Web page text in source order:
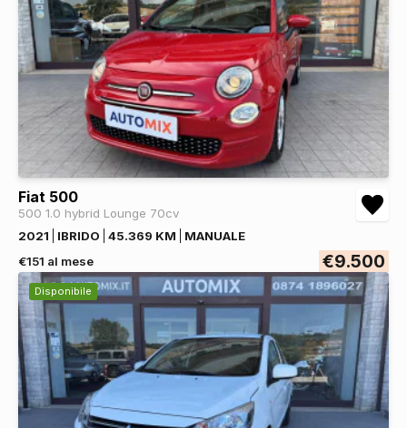
Fiat 500
500 1.0 hybrid Lounge 70cv
2021
IBRIDO 45.369 KM
MANUALE
€151 al mese
€9.500
Disponibile